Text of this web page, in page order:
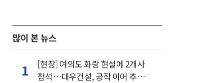
울산 33˚C
많이 본 뉴스
1
[현장] 여의도 화랑 현설에 2개사
참석…대우건설, 공작 이어 추가